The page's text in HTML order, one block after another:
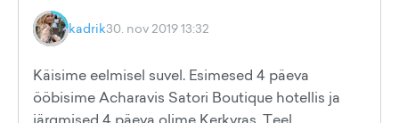
kadrik30. nov 2019 13:32
Käisime eelmisel suvel. Esimesed 4 päeva
ööbisime Acharavis Satori Boutique hotellis ja